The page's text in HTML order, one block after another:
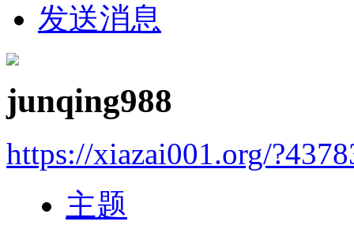
发送消息
junqing988
https://xiazai001.org/
主题